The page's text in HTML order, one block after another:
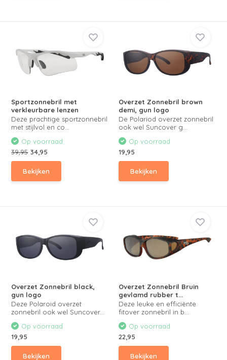
Sportzonnebril met
verkleurbare lenzen
Deze prachtige sportzonnebril
met stijlvol en co...
Op voorraad
39,95 34,95
Bekijken
Overzet Zonnebril brown
demi, gun logo
De Polariod overzet zonnebril
ook wel Suncover g...
Op voorraad
19,95
Bekijken
Overzet Zonnebril black,
gun logo
Deze Polaroid overzet
zonnebril ook wel Suncover...
Op voorraad
19,95
Bekijken
Overzet Zonnebril Bruin
gevlamd rubber t...
Deze leuke en efficiënte
fitover zonnebril in b...
Op voorraad
22,95
Bekijken